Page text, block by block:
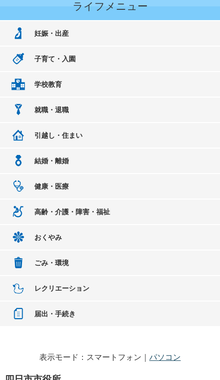
ライフメニュー
妊娠・出産
子育て・入園
学校教育
就職・退職
引越し・住まい
結婚・離婚
健康・医療
高齢・介護・障害・福祉
おくやみ
ごみ・環境
レクリエーション
届出・手続き
表示モード：スマートフォン｜ パソコン